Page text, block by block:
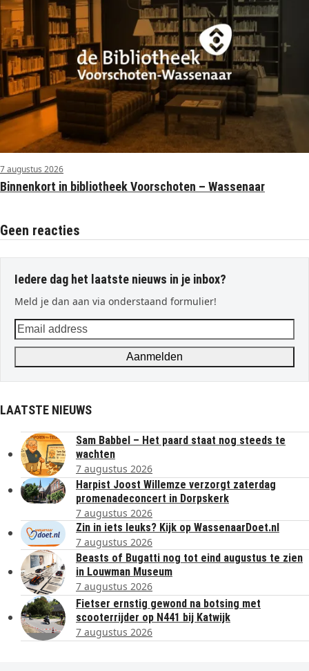
7 augustus 2026
Binnenkort in bibliotheek Voorschoten – Wassenaar
Geen reacties
Iedere dag het laatste nieuws in je inbox?
Meld je dan aan via onderstaand formulier!
Email
address
Aanmelden
LAATSTE NIEUWS
Sam Babbel – Het paard staat nog steeds te
wachten
7 augustus 2026
Harpist Joost Willemze verzorgt zaterdag
promenadeconcert in Dorpskerk
7 augustus 2026
Zin in iets leuks? Kijk op WassenaarDoet.nl
7 augustus 2026
Beasts of Bugatti nog tot eind augustus te zien
in Louwman Museum
7 augustus 2026
Fietser ernstig gewond na botsing met
scooterrijder op N441 bij Katwijk
7 augustus 2026